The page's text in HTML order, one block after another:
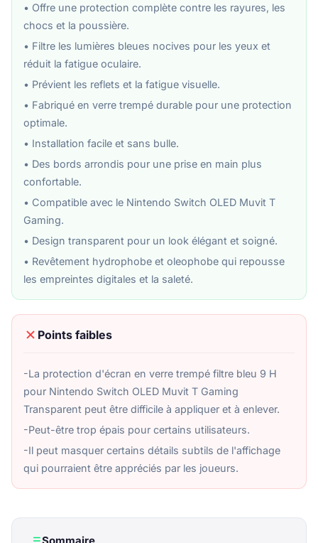
• Offre une protection complète contre les rayures, les
chocs et la poussière.
• Filtre les lumières bleues nocives pour les yeux et
réduit la fatigue oculaire.
• Prévient les reflets et la fatigue visuelle.
• Fabriqué en verre trempé durable pour une protection
optimale.
• Installation facile et sans bulle.
• Des bords arrondis pour une prise en main plus
confortable.
• Compatible avec le Nintendo Switch OLED Muvit T
Gaming.
• Design transparent pour un look élégant et soigné.
• Revêtement hydrophobe et oleophobe qui repousse
les empreintes digitales et la saleté.
Points faibles
-La protection d'écran en verre trempé filtre bleu 9 H
pour Nintendo Switch OLED Muvit T Gaming
Transparent peut être difficile à appliquer et à enlever.
-Peut-être trop épais pour certains utilisateurs.
-Il peut masquer certains détails subtils de l'affichage
qui pourraient être appréciés par les joueurs.
Sommaire